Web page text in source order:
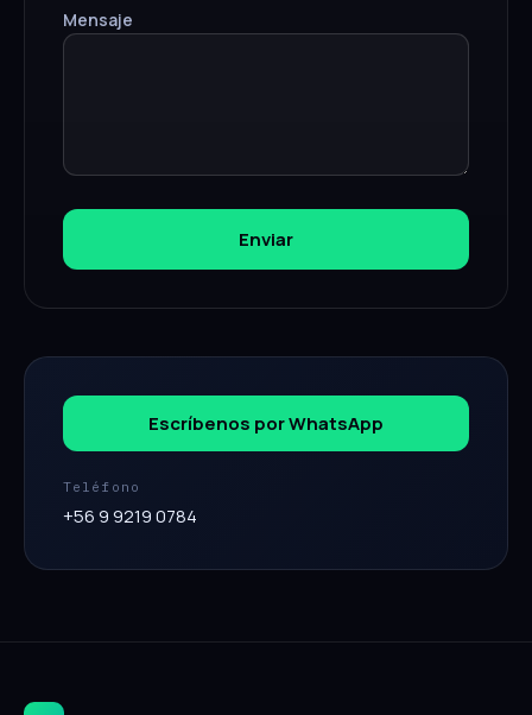
Mensaje
Enviar
Escríbenos por WhatsApp
Teléfono
+56 9 9219 0784